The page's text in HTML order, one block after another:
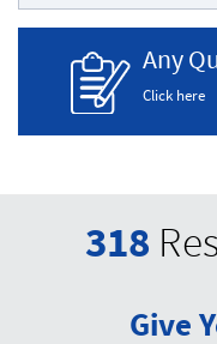
Any
Click here
318
Give